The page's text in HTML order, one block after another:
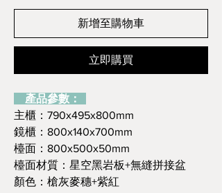
新增至購物車
立即購買
產品參數：
主櫃：790x495x800mm
鏡櫃：800x140x700mm
檯面：800x500x50mm
檯面材質：星空黑岩板+無縫拼接盆
顏色：槍灰麥穗+紫紅